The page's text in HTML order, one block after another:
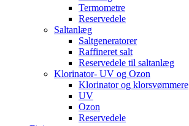
Termometre
Reservedele
Saltanlæg
Saltgeneratorer
Raffineret salt
Reservedele til saltanlæg
Klorinator- UV og Ozon
Klorinator og klorsvømmere
UV
Ozon
Reservedele